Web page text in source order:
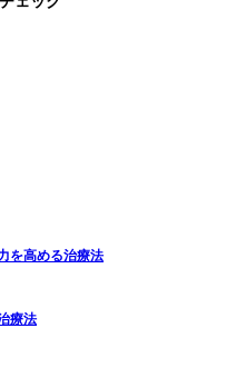
を高める治療法
療法